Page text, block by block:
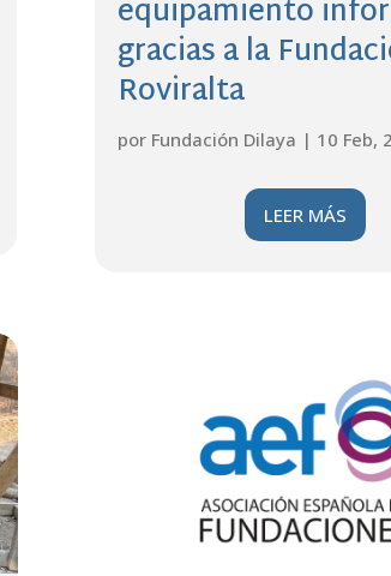
equipamiento
gracias a la
Roviralta
por Fundación Dilaya | 10 Feb,
LEER MÁS